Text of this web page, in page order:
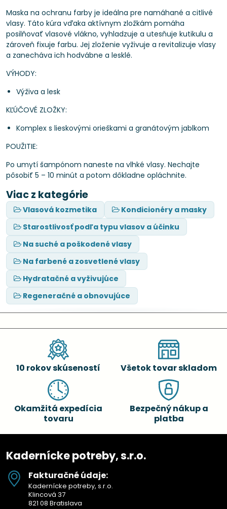
Maska na ochranu farby je ideálna pre namáhané a citlivé
vlasy. Táto kúra vďaka aktívnym zložkám pomáha
posilňovať vlasové vlákno, vyhladzuje a utesňuje kutikulu a
zároveň fixuje farbu. Jej zloženie vyživuje a revitalizuje vlasy
a zanecháva ich hodvábne a lesklé.
VÝHODY:
Výživa a lesk
KĽÚČOVÉ ZLOŽKY:
Komplex s lieskovými orieškami a granátovým jablkom
POUŽITIE:
Po umytí šampónom naneste na vlhké vlasy. Nechajte
pôsobiť 5 – 10 minút a potom dôkladne opláchnite.
Viac z kategórie
Vlasová kozmetika
Kondicionéry a masky
Starostlivosť podľa typu vlasov a účinku
Na suché a poškodené vlasy
Na farbené a zosvetlené vlasy
Hydratačné a vyživujúce
Regeneračné a obnovujúce
10 rokov skúseností Všetok tovar skladom
Okamžitá expedícia
tovaru
Bezpečný nákup a
platba
Kadernícke potreby, s.r.o.
Fakturačné údaje:
Kadernícke potreby, s.r.o.
Klincová 37
821 08 Bratislava